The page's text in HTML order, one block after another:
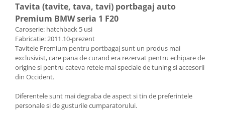
Tavita (tavite, tava, tavi) portbagaj auto
Premium BMW seria 1 F20
Caroserie: hatchback 5 usi
Fabricatie: 2011.10-prezent
Tavitele Premium pentru portbagaj sunt un produs mai
exclusivist, care pana de curand era rezervat pentru echipare de
origine si pentru cateva retele mai speciale de tuning si accesorii
din Occident.
Diferentele sunt mai degraba de aspect si tin de preferintele
personale si de gusturile cumparatorului.